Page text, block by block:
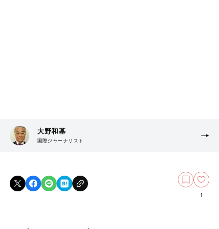
大野和基
国際ジャーナリスト
1